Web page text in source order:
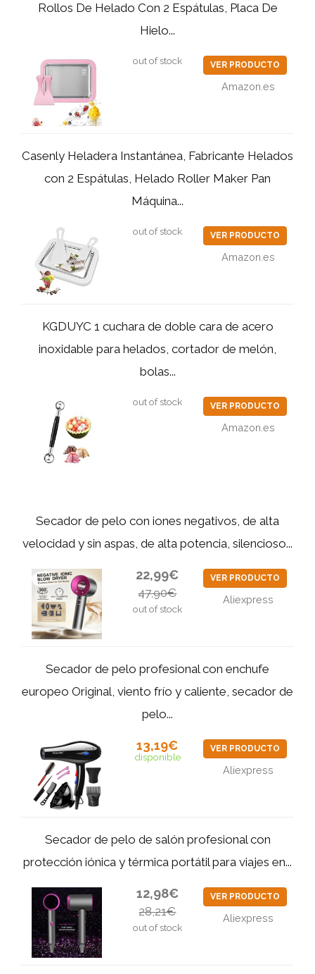
Rollos De Helado Con 2 Espátulas, Placa De
Hielo...
out of stock VER PRODUCTO
Amazon.es
Casenly Heladera Instantánea, Fabricante Helados
con 2 Espátulas, Helado Roller Maker Pan
Máquina...
out of stock VER PRODUCTO
Amazon.es
KGDUYC 1 cuchara de doble cara de acero
inoxidable para helados, cortador de melón,
bolas...
out of stock VER PRODUCTO
Amazon.es
Secador de pelo con iones negativos, de alta
velocidad y sin aspas, de alta potencia, silencioso...
22,99€
47,90€
out of stock
VER PRODUCTO
Aliexpress
Secador de pelo profesional con enchufe
europeo Original, viento frío y caliente, secador de
pelo...
13,19€
disponible
VER PRODUCTO
Aliexpress
Secador de pelo de salón profesional con
protección iónica y térmica portátil para viajes en...
12,98€
28,21€
out of stock
VER PRODUCTO
Aliexpress